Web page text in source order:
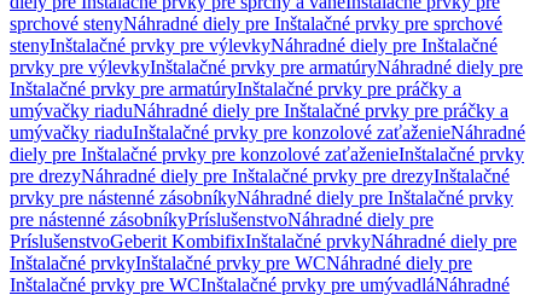
sprchové stenyNáhradné diely pre Inštalačné prvky pre sprchové
stenyInštalačné prvky pre výlevkyNáhradné diely pre Inštalačné
prvky pre výlevkyInštalačné prvky pre armatúryNáhradné diely pre
Inštalačné prvky pre armatúryInštalačné prvky pre práčky a
umývačky riaduNáhradné diely pre Inštalačné prvky pre práčky a
umývačky riaduInštalačné prvky pre konzolové zaťaženieNáhradné
diely pre Inštalačné prvky pre konzolové zaťaženieInštalačné prvky
pre drezyNáhradné diely pre Inštalačné prvky pre drezyInštalačné
prvky pre nástenné zásobníkyNáhradné diely pre Inštalačné prvky
pre nástenné zásobníkyPríslušenstvoNáhradné diely pre
PríslušenstvoGeberit KombifixInštalačné prvkyNáhradné diely pre
Inštalačné prvkyInštalačné prvky pre WCNáhradné diely pre
Inštalačné prvky pre WCInštalačné prvky pre umývadláNáhradné